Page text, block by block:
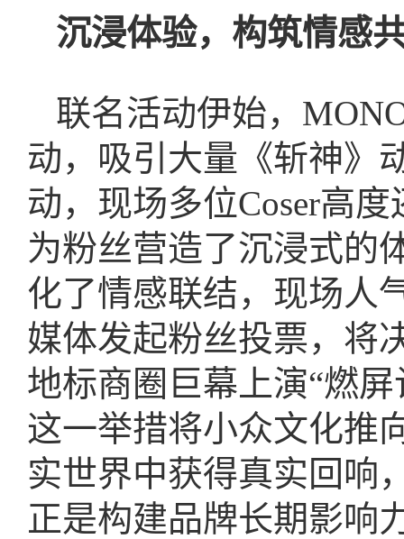
沉浸体验，构筑情感
联名活动伊始，
动，吸引大量《斩神》
动，现场多位Coser高
为粉丝营造了沉浸式的
化了情感联结，现场人
媒体发起粉丝投票，将
地标商圈巨幕上演“燃
这一举措将小众文化推
实世界中获得真实回响
正是构建品牌长期影响